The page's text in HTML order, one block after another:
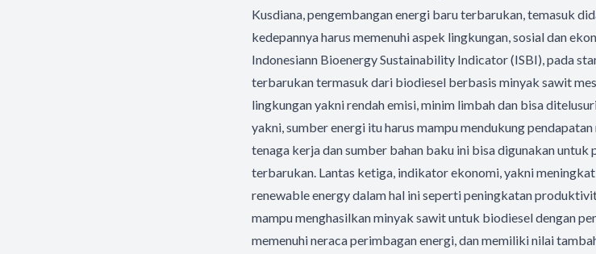
Kusdiana, pengembangan energi baru terbarukan, temasuk
kedepannya harus memenuhi aspek lingkungan, sosial dan
Indonesiann Bioenergy Sustainability Indicator (ISBI), pada
terbarukan termasuk dari biodiesel berbasis minyak sawit
lingkungan yakni rendah emisi, minim limbah dan bisa
yakni, sumber energi itu harus mampu mendukung
tenaga kerja dan sumber bahan baku ini bisa digunakan untuk
terbarukan. Lantas ketiga, indikator ekonomi, yakni
renewable energy dalam hal ini seperti peningkatan
mampu menghasilkan minyak sawit untuk biodiesel dengan
memenuhi neraca perimbagan energi, dan memiliki nilai